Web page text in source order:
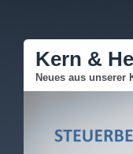
Kern &
Neues aus unserer